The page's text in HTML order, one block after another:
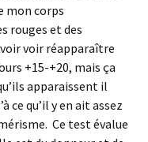
mon corps
rouges et des
voir réapparaître
+15-+20, mais ça
apparaissent il
ce qu’il y en ait assez
Ce test évalue